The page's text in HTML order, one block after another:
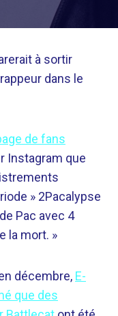
à sortir
dans le
de fans
Instagram que
» 2Pacalypse
Pac avec 4
la mort. »
décembre, E-
que des